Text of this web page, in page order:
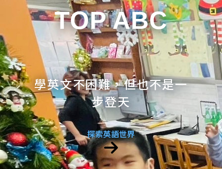
TOP ABC
學英文不困難，但也不是一
步登天
探索英語世界